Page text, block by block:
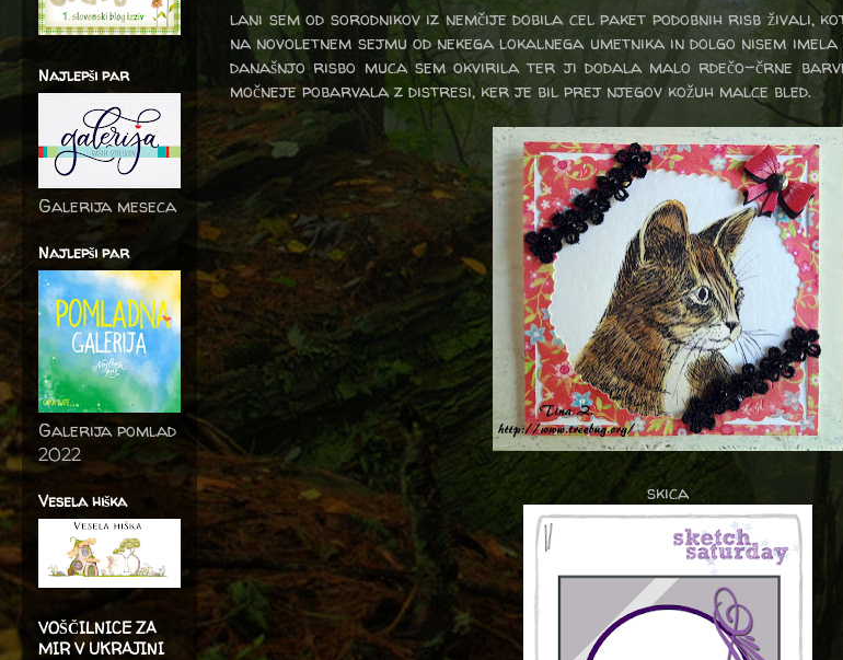
lani sem od sorodnikov iz nemčije dobila cel paket podobnih risb živali,
na novoletnem sejmu od nekega lokalnega umetnika in dolgo nisem
današnjo risbo muca sem okvirila ter ji dodala malo rdečo-črne
močneje pobarvala z distresi, ker je bil prej njegov kožuh malce bled.
skica
Najlepši par
Galerija meseca
Najlepši par
Galerija pomlad
2022
Vesela hiška
VOŠČILNICE ZA
MIR V UKRAJINI